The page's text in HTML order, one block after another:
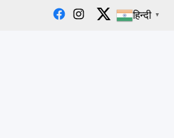
Facebook
Instagram
X हिन्दी ▼